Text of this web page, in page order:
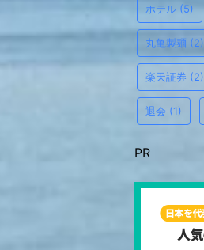
ホテル (5)
丸亀製麺 (2)
楽天証券 (2)
退会 (1)
PR